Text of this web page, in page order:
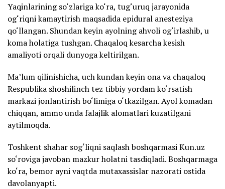
Yaqinlarining so‘zlariga ko‘ra, tug‘uruq jarayonida
og‘riqni kamaytirish maqsadida epidural anesteziya
qo‘llangan. Shundan keyin ayolning ahvoli og‘irlashib, u
koma holatiga tushgan. Chaqaloq kesarcha kesish
amaliyoti orqali dunyoga keltirilgan.
Ma’lum qilinishicha, uch kundan keyin ona va chaqaloq
Respublika shoshilinch tez tibbiy yordam ko‘rsatish
markazi jonlantirish bo‘limiga o‘tkazilgan. Ayol komadan
chiqqan, ammo unda falajlik alomatlari kuzatilgani
aytilmoqda.
Toshkent shahar sog‘liqni saqlash boshqarmasi Kun.uz
so‘roviga javoban mazkur holatni tasdiqladi. Boshqarmaga
ko‘ra, bemor ayni vaqtda mutaxassislar nazorati ostida
davolanyapti.